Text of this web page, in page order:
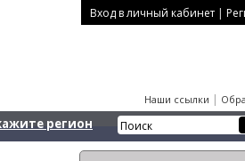
Вход в личный кабинет |
Наши ссылки |
регион